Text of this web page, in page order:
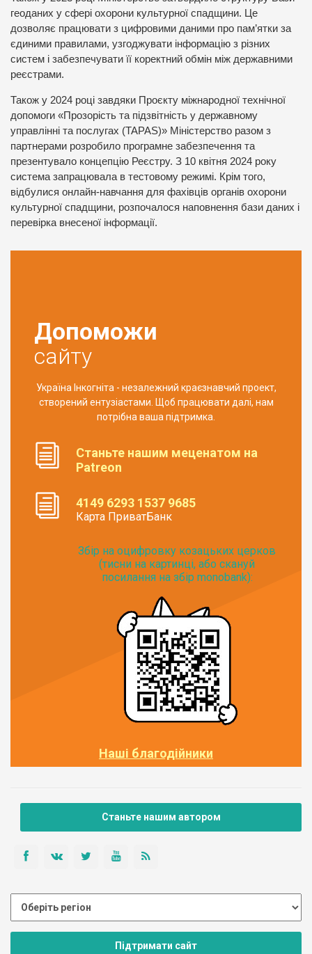
геоданих у сфері охорони культурної спадщини. Це
дозволяє працювати з цифровими даними про пам’ятки за
єдиними правилами, узгоджувати інформацію з різних
систем і забезпечувати її коректний обмін між державними
реєстрами.
Також у 2024 році завдяки Проєкту міжнародної технічної
допомоги «Прозорість та підзвітність у державному
управлінні та послугах (TAPAS)» Міністерство разом з
партнерами розробило програмне забезпечення та
презентувало концепцію Реєстру. З 10 квітня 2024 року
система запрацювала в тестовому режимі. Крім того,
відбулися онлайн-навчання для фахівців органів охорони
культурної спадщини, розпочалося наповнення бази даних і
перевірка внесеної інформації.
Допоможи
сайту
Україна Інкогніта - незалежний краєзнавчий проект,
створений ентузіастами. Щоб працювати далі, нам
потрібна ваша підтримка.
Станьте нашим меценатом на
Patreon
4149 6293 1537 9685
Карта ПриватБанк
Збір на оцифровку козацьких церков
(тисни на картинці, або скануй
посилання на збір monobank):
Наші благодійники
Станьте нашим автором
Підтримати сайт